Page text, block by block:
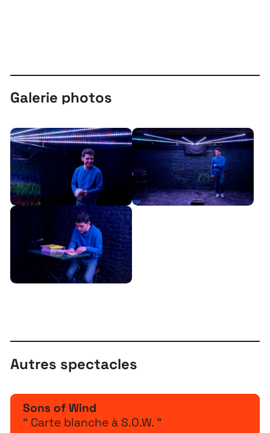
Galerie photos
Autres spectacles
Sons of Wind
“ Carte blanche à S.O.W. ”